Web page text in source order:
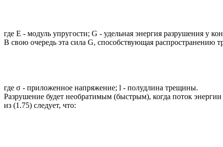
где E - модуль упругости; G - удельная энергия разрушения у
В свою очередь эта сила G, способствующая
где σ - приложенное напряжение; l - полудлина трещины.
Разрушение будет необратимым (быстрым), когда поток
из (1.75) следует, что: